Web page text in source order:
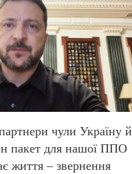
чули Україну й
пакет для нашої ППО
життя – звернення